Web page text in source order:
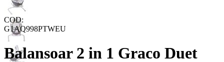
COD:
G1AQ998PTWEU
Balansoar 2 in 1 Graco Duet